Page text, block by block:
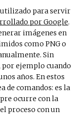
para servir
por Google.
imágenes en
como PNG o
Sin
por ejemplo cuando
años. En estos
de comandos: es la
ocurre con la
proceso con un